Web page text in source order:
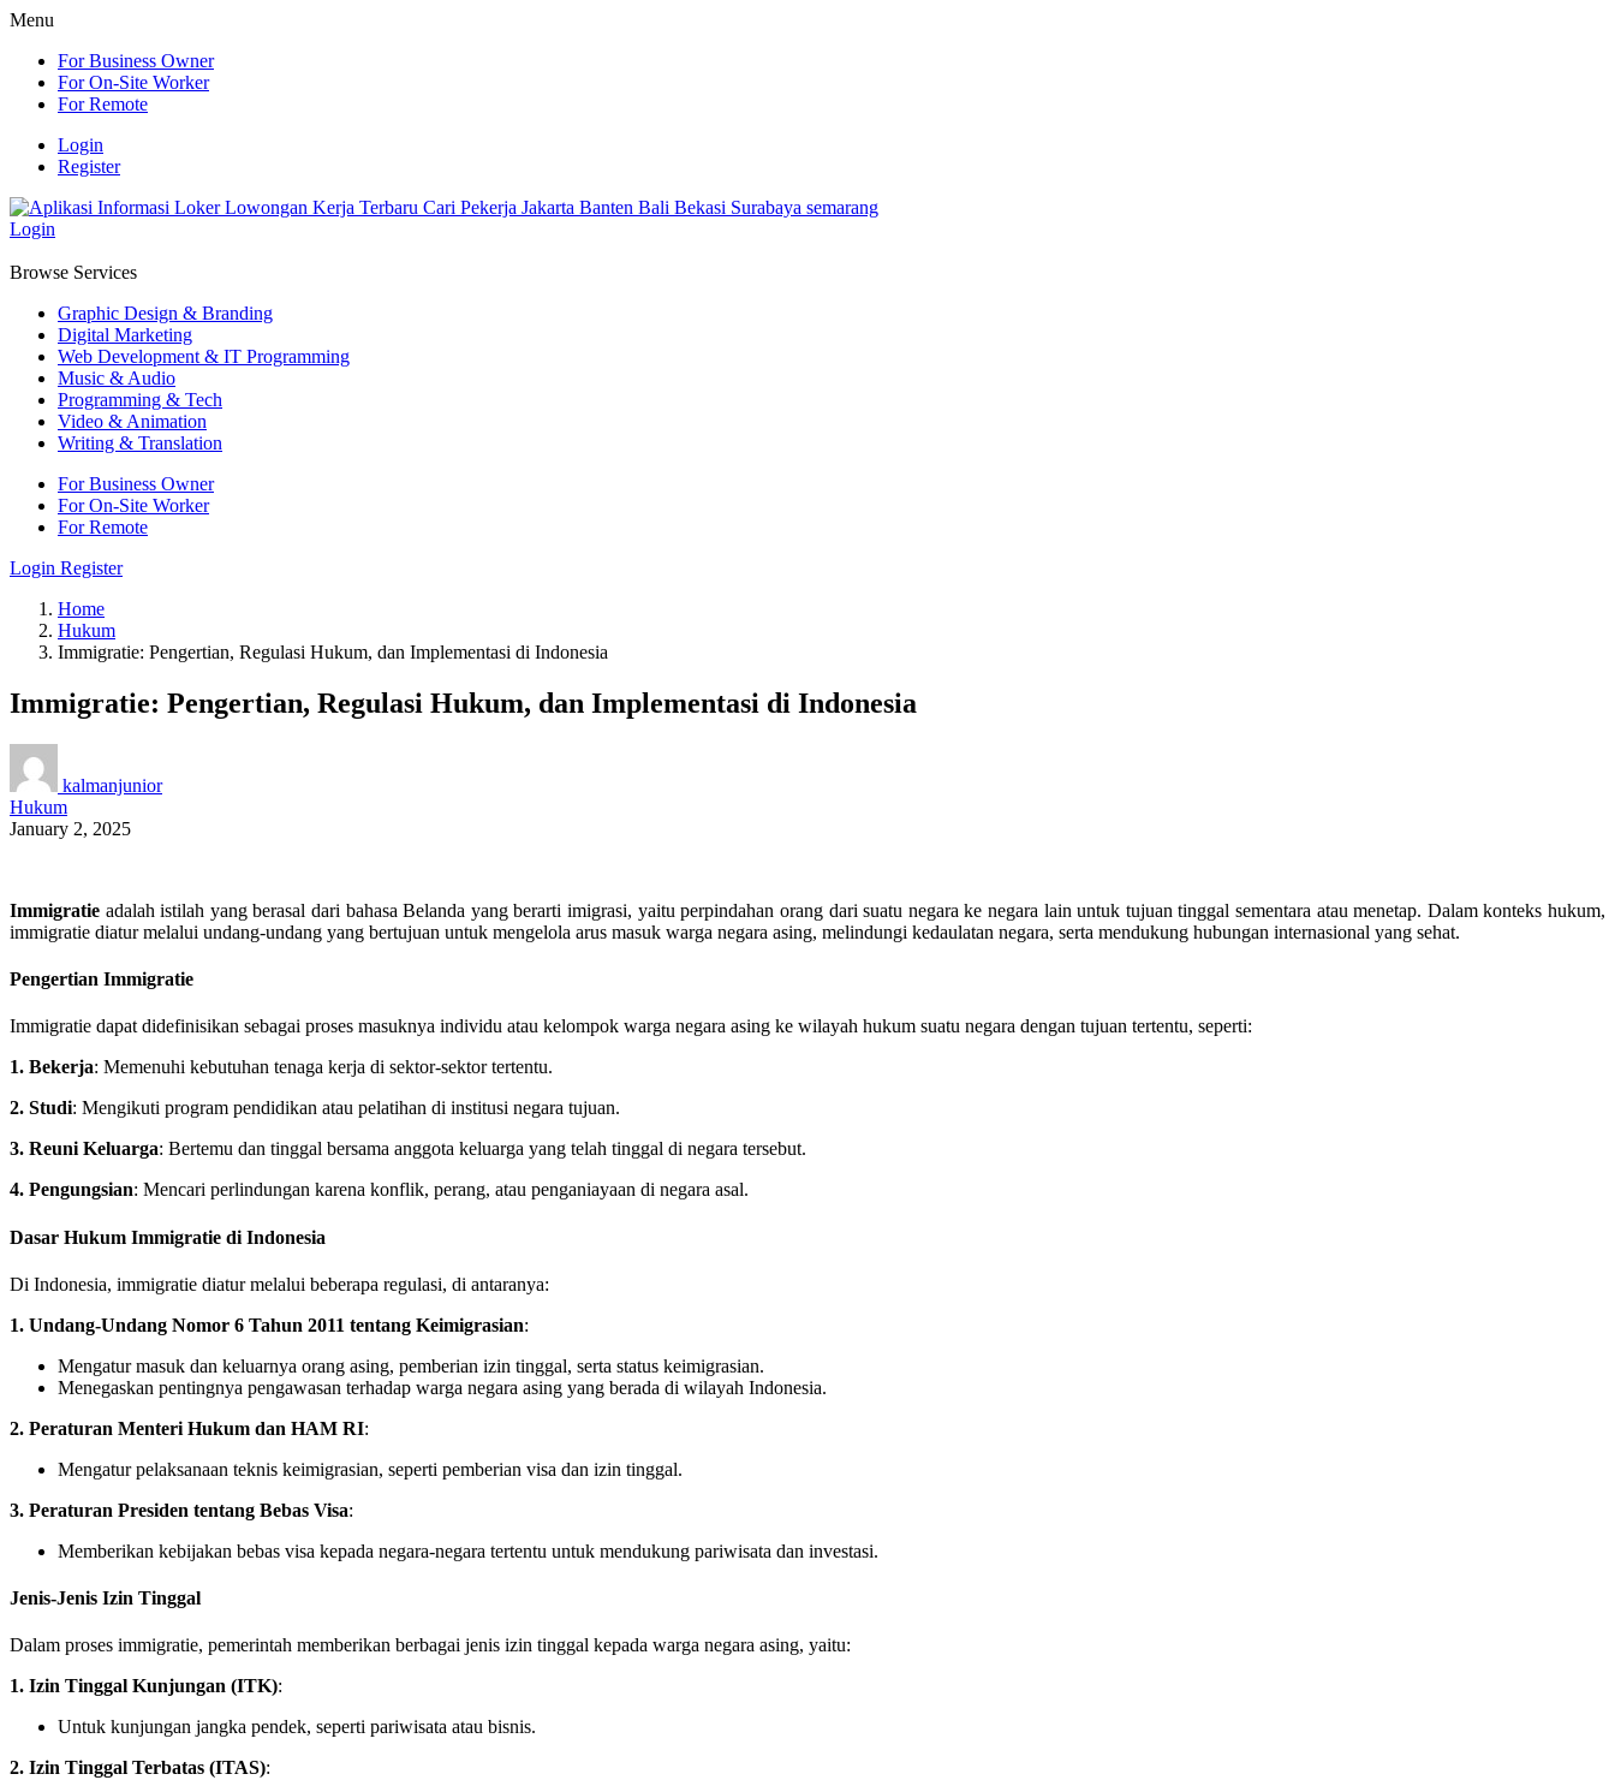
Menu
For Business Owner
For On-Site Worker
For Remote
Login
Register
Login
Browse Services
Graphic Design & Branding
Digital Marketing
Web Development & IT Programming
Music & Audio
Programming & Tech
Video & Animation
Writing & Translation
For Business Owner
For On-Site Worker
For Remote
Login Register
Home
Hukum
Immigratie: Pengertian, Regulasi Hukum, dan Implementasi di Indonesia
Immigratie: Pengertian, Regulasi Hukum, dan Implementasi di Indonesia
kalmanjunior
Hukum
January 2, 2025
Immigratie adalah istilah yang berasal dari bahasa Belanda yang berarti imigrasi, yaitu perpindahan orang dari suatu negara ke negara lain untuk tujuan tinggal sementara atau menetap. Dalam konteks hukum,
immigratie diatur melalui undang-undang yang bertujuan untuk mengelola arus masuk warga negara asing, melindungi kedaulatan negara, serta mendukung hubungan internasional yang sehat.
Pengertian Immigratie
Immigratie dapat didefinisikan sebagai proses masuknya individu atau kelompok warga negara asing ke wilayah hukum suatu negara dengan tujuan tertentu, seperti:
1. Bekerja: Memenuhi kebutuhan tenaga kerja di sektor-sektor tertentu.
2. Studi: Mengikuti program pendidikan atau pelatihan di institusi negara tujuan.
3. Reuni Keluarga: Bertemu dan tinggal bersama anggota keluarga yang telah tinggal di negara tersebut.
4. Pengungsian: Mencari perlindungan karena konflik, perang, atau penganiayaan di negara asal.
Dasar Hukum Immigratie di Indonesia
Di Indonesia, immigratie diatur melalui beberapa regulasi, di antaranya:
1. Undang-Undang Nomor 6 Tahun 2011 tentang Keimigrasian:
Mengatur masuk dan keluarnya orang asing, pemberian izin tinggal, serta status keimigrasian.
Menegaskan pentingnya pengawasan terhadap warga negara asing yang berada di wilayah Indonesia.
2. Peraturan Menteri Hukum dan HAM RI:
Mengatur pelaksanaan teknis keimigrasian, seperti pemberian visa dan izin tinggal.
3. Peraturan Presiden tentang Bebas Visa:
Memberikan kebijakan bebas visa kepada negara-negara tertentu untuk mendukung pariwisata dan investasi.
Jenis-Jenis Izin Tinggal
Dalam proses immigratie, pemerintah memberikan berbagai jenis izin tinggal kepada warga negara asing, yaitu:
1. Izin Tinggal Kunjungan (ITK):
Untuk kunjungan jangka pendek, seperti pariwisata atau bisnis.
2. Izin Tinggal Terbatas (ITAS):